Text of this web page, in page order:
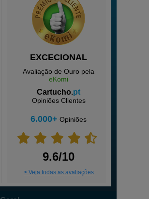
EXCECIONAL
Avaliação de Ouro pela
eKomi
Cartucho.pt
Opiniões Clientes
6.000+ Opiniões
9.6/10
> Veja todas as avaliações